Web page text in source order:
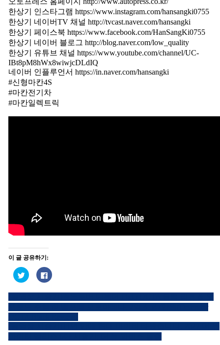
Porsche
Maccan
4
Electric
Test
Drive)
한상기 인스타그램 https://www.instagram.com/hansangki0755
한상기 네이버TV 채널 http://tvcast.naver.com/hansangki
한상기 페이스북 https://www.facebook.com/HanSangKi0755
한상기 네이버 블로그 http://blog.naver.com/low_quality
한상기 유튜브 채널 https://www.youtube.com/channel/UC-
IBt8pM8hWx8wiwjcDLdIQ
네이버 인플루언서 https://in.naver.com/hansangki
#신형마칸4S
#마칸전기차
#마칸일렉트릭
이 글 공유하기:
트
위
로
유
기
(새
에
페
이
북
공
하
려
클
글
내
비